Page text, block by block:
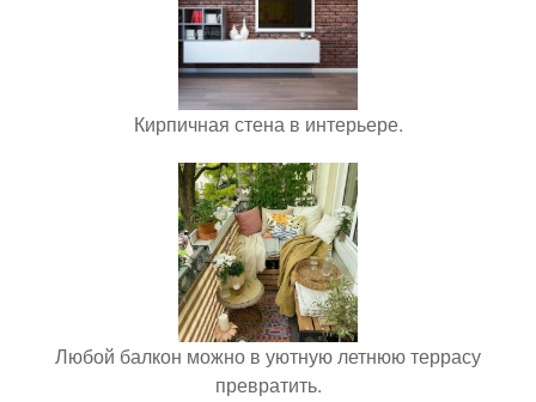
Кирпичная стена в интерьере.
Любой балкон можно в уютную летнюю террасу
превратить.